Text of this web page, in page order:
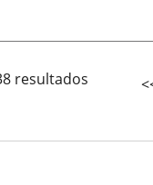
Sesión
resultados